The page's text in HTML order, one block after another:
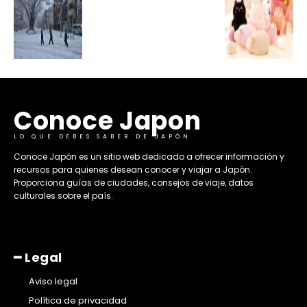
Conoce Japon
LO QUE DEBES SABER DE JAPÓN
​Conoce Japón es un sitio web dedicado a ofrecer información y
recursos para quienes desean conocer y viajar a Japón.
Proporciona guías de ciudades, consejos de viaje, datos
culturales sobre el país. ​
━ Legal
Aviso legal
Política de privacidad